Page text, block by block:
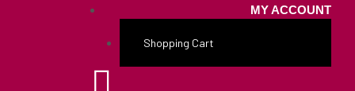
MY ACCOUNT
Shopping Cart